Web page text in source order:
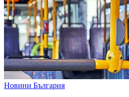
Новини България